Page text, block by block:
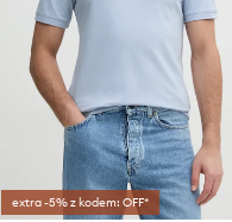
extra -5% z kodem: OFF*